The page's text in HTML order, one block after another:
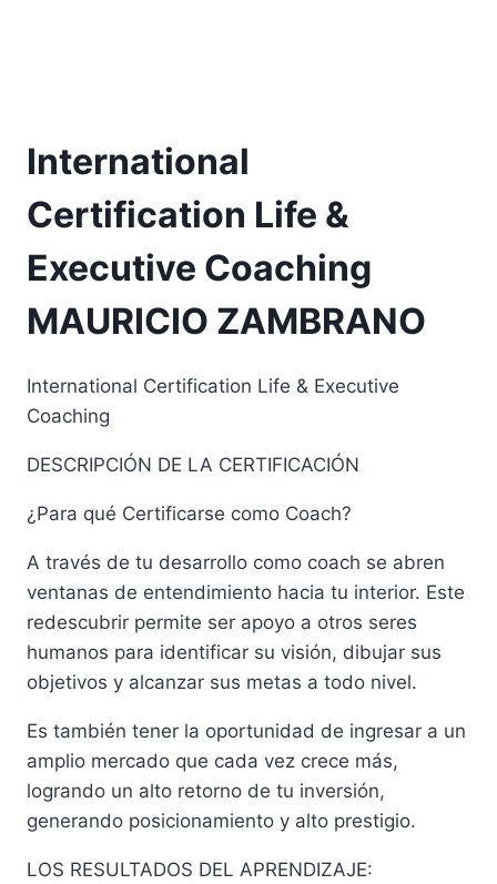
International
Certification Life &
Executive Coaching
MAURICIO ZAMBRANO
International Certification Life & Executive
Coaching
DESCRIPCIÓN DE LA CERTIFICACIÓN
¿Para qué Certificarse como Coach?
A través de tu desarrollo como coach se abren
ventanas de entendimiento hacia tu interior. Este
redescubrir permite ser apoyo a otros seres
humanos para identificar su visión, dibujar sus
objetivos y alcanzar sus metas a todo nivel.
Es también tener la oportunidad de ingresar a un
amplio mercado que cada vez crece más,
logrando un alto retorno de tu inversión,
generando posicionamiento y alto prestigio.
LOS RESULTADOS DEL APRENDIZAJE: